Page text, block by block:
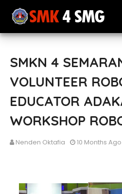
SMKN 4
VOLUNTEER
EDUCATOR
WORKSHOP
Nenden Oktafia 10 Months Ago